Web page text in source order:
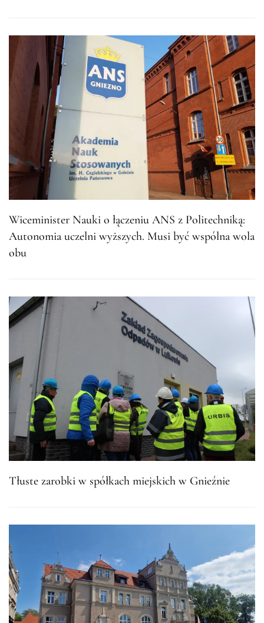
Wiceminister Nauki o łączeniu ANS z Politechniką:
Autonomia uczelni wyższych. Musi być wspólna wola
obu
Tłuste zarobki w spółkach miejskich w Gnieźnie